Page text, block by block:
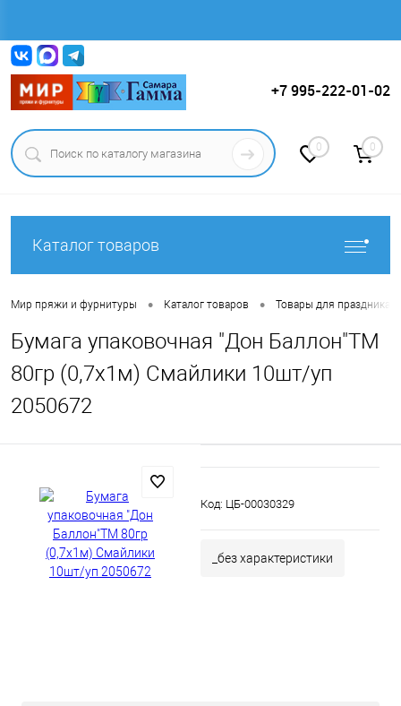
+7 995-222-01-02
0 0
Каталог товаров
Мир пряжи и фурнитуры • Каталог товаров • Товары для праздника.
Бумага упаковочная "Дон Баллон"ТМ
80гр (0,7х1м) Смайлики 10шт/уп
2050672
Код: ЦБ-00030329
_без характеристики